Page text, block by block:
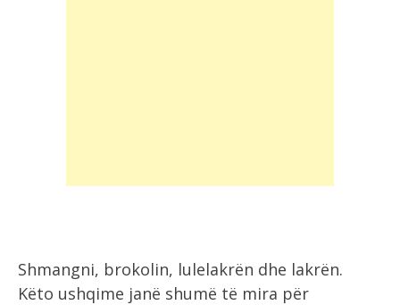
Shmangni, brokolin, lulelakrën dhe lakrën.
Këto ushqime janë shumë të mira për